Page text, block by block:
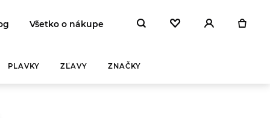
Všetko o nákupe
PLAVKY ZĽAVY ZNAČKY